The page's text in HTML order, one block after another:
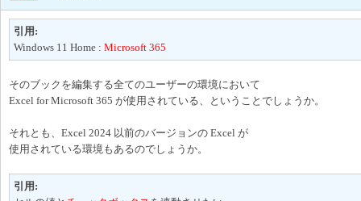
引用:
Windows 11 Home : Microsoft 365
そのブックを編集する全てのユーザーの環境において
Excel for Microsoft 365 が使用されている、ということでしょうか。
それとも、Excel 2024 以前のバージョンの Excel が
使用されている環境もあるのでしょうか。
引用: